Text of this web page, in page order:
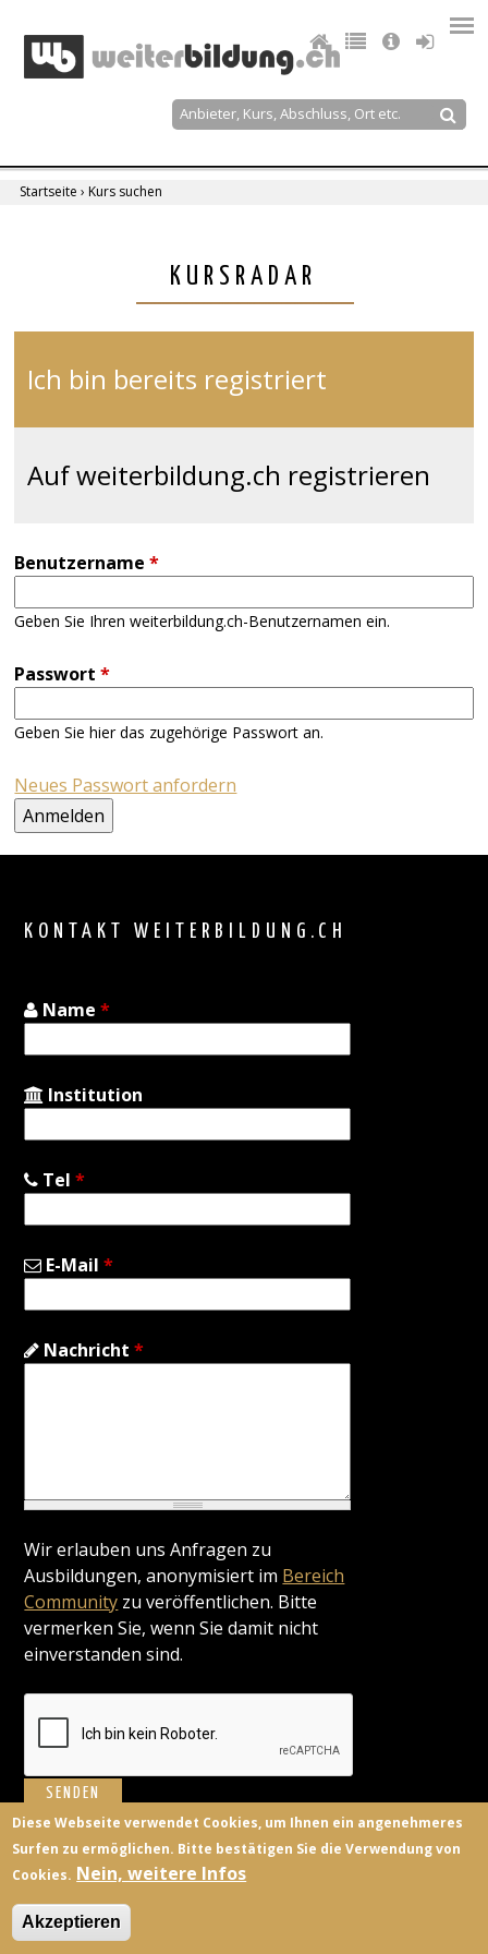
navigation
Suche
Startseite › Kurs suchen
KURSRADAR
Ich bin bereits registriert
Auf weiterbildung.ch registrieren
Benutzername*
Geben Sie Ihren weiterbildung.ch-Benutzernamen ein.
Passwort*
Geben Sie hier das zugehörige Passwort an.
Neues Passwort anfordern
KONTAKT WEITERBILDUNG.CH
Name*
Institution
Tel*
E-Mail*
Nachricht*
Wir erlauben uns Anfragen zu
Ausbildungen, anonymisiert im Bereich
Community zu veröffentlichen. Bitte
vermerken Sie, wenn Sie damit nicht
einverstanden sind.
BILDUNGSANBIETER KONTAKT
Diese Webseite verwendet Cookies, um Ihnen ein angenehmeres
Surfen zu ermöglichen. Bitte bestätigen Sie die Verwendung von
Cookies. Nein, weitere Infos
Akzeptieren